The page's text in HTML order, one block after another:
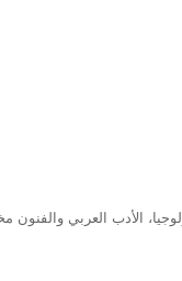
الأدب العربي والفنون